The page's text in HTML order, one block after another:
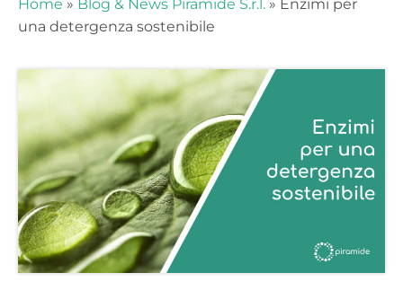
Rimani sempre aggiornato e non
eventi!
Home » Blog & News Piramide S.r.l. » Enzimi per
una detergenza sostenibile